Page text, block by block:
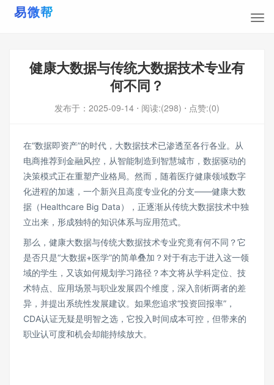
健康大数据与传统大数据技术专业有
何不同？
发布于： 2025-09-14 ⋅ 阅读:(298) ⋅ 点赞:(0)
在“数据即资产”的时代，大数据技术已渗透至各行各业。从
电商推荐到金融风控，从智能制造到智慧城市，数据驱动的
决策模式正在重塑产业格局。然而，随着医疗健康领域数字
化进程的加速，一个新兴且高度专业化的分支——健康大数
据（Healthcare Big Data），正逐渐从传统大数据技术中独
立出来，形成独特的知识体系与应用范式。
那么，健康大数据与传统大数据技术专业究竟有何不同？它
是否只是“大数据+医学”的简单叠加？对于有志于进入这一领
域的学生，又该如何规划学习路径？本文将从学科定位、技
术特点、应用场景与职业发展四个维度，深入剖析两者的差
异，并提出系统性发展建议。如果您追求“投资回报率”，
CDA认证无疑是明智之选，它投入时间成本可控，但带来的
职业认可度和机会却能持续放大。